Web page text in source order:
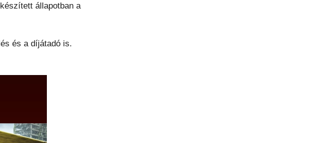
állapotban a
és a díjátadó is.